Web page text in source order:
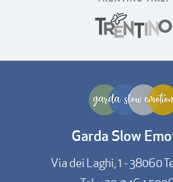
Garda Slow
Via dei Laghi, 1 - 38060